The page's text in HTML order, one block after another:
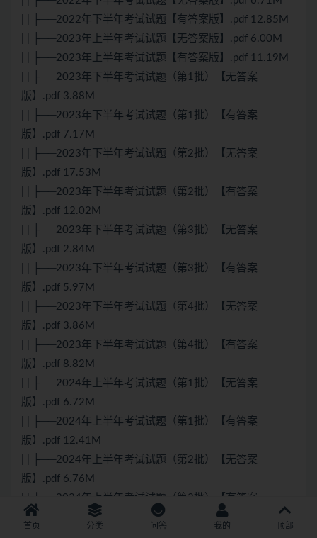
| | ├──2022年下半年考试试题【有答案版】.pdf 12.85M
| | ├──2023年上半年考试试题【无答案版】.pdf 6.00M
| | ├──2023年上半年考试试题【有答案版】.pdf 11.19M
| | ├──2023年下半年考试试题（第1批）【无答案
版】.pdf 3.88M
| | ├──2023年下半年考试试题（第1批）【有答案
版】.pdf 7.17M
| | ├──2023年下半年考试试题（第2批）【无答案
版】.pdf 17.53M
| | ├──2023年下半年考试试题（第2批）【有答案
版】.pdf 12.02M
| | ├──2023年下半年考试试题（第3批）【无答案
版】.pdf 2.84M
| | ├──2023年下半年考试试题（第3批）【有答案
版】.pdf 5.97M
| | ├──2023年下半年考试试题（第4批）【无答案
版】.pdf 3.86M
| | ├──2023年下半年考试试题（第4批）【有答案
版】.pdf 8.82M
| | ├──2024年上半年考试试题（第1批）【无答案
版】.pdf 6.72M
| | ├──2024年上半年考试试题（第1批）【有答案
版】.pdf 12.41M
| | ├──2024年上半年考试试题（第2批）【无答案
版】.pdf 6.76M
| | └──2024年上半年考试试题（第2批）【有答案
版】.pdf 11.87M
首页 分类 问答 我的 顶部